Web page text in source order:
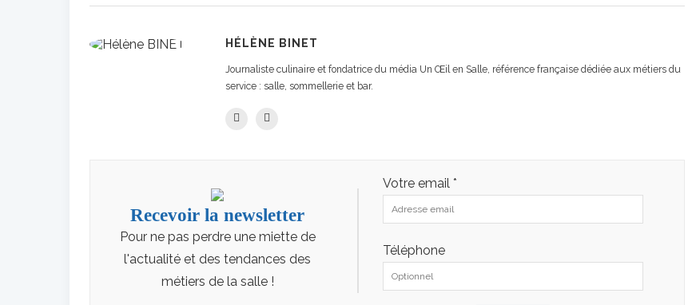
HÉLÈNE BINET
Journaliste culinaire et fondatrice du média Un Œil en Salle, référence française dédiée aux métiers du
service : salle, sommellerie et bar.
Recevoir la newsletter
Pour ne pas perdre une miette de
l'actualité et des tendances des
métiers de la salle !
Votre email *
Téléphone